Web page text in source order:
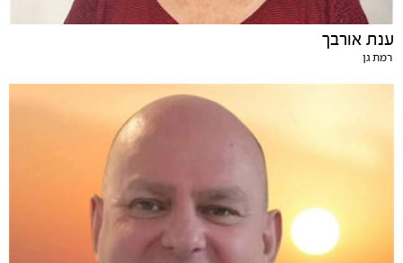
ענת אורבך
רמת גן